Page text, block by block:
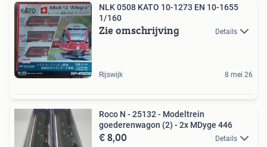
NLK 0508 KATO 10-1273 EN 10-1655
1/160
Zie omschrijving Details
Rijswijk 8 mei 26
Roco N - 25132 - Modeltrein
goederenwagon (2) - 2x MDyge 446
€ 8,00 Details